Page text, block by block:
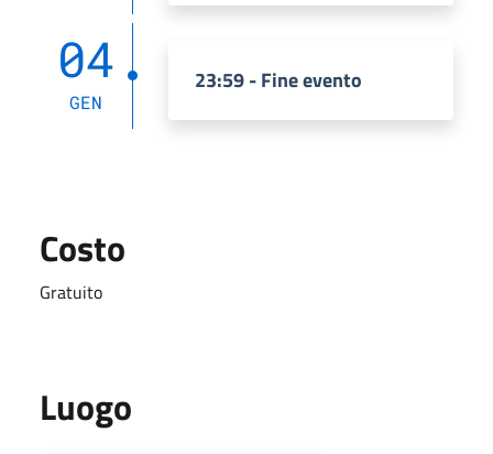
04
GEN
23:59 - Fine evento
Costo
Gratuito
Luogo